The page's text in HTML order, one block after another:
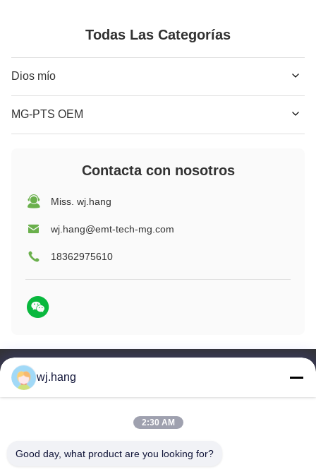
Todas Las Categorías
Dios mío
MG-PTS OEM
Contacta con nosotros
Miss. wj.hang
wj.hang@emt-tech-mg.com
18362975610
Contacta con nosotros
Jiangsu EMT Precision Manufacturing Co.,
Teléfono:
0086-18362975610
wj.hang
2:30 AM
Good day, what product are you looking for?